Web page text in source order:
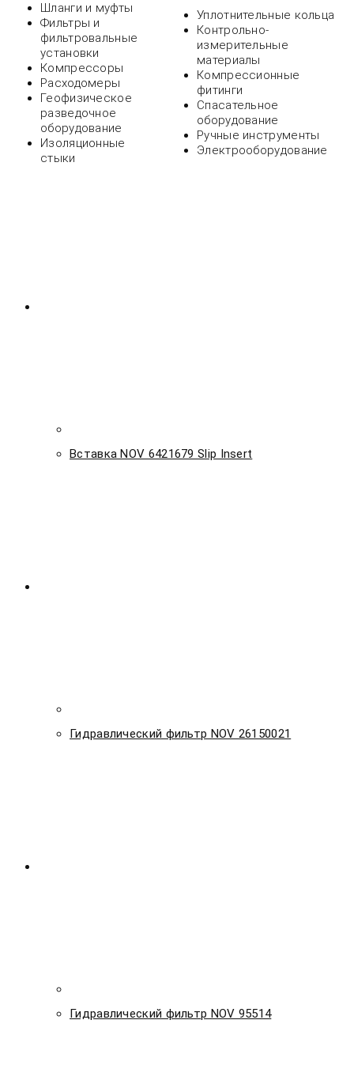
Шланги и муфты
Фильтры и
фильтровальные
установки
Компрессоры
Расходомеры
Геофизическое
разведочное
оборудование
Изоляционные
стыки
Уплотнительные кольца
Контрольно-
измерительные
материалы
Компрессионные
фитинги
Спасательное
оборудование
Ручные инструменты
Электрооборудование
Вставка NOV 6421679 Slip Insert
Гидравлический фильтр NOV 26150021
Гидравлический фильтр NOV 95514